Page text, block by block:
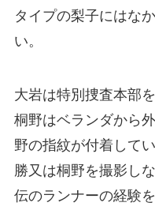
タイプの梨子にはな
い。
大岩は特別捜査本部を
桐野はベランダから
野の指紋が付着してい
勝又は桐野を撮影し
伝のランナーの経験